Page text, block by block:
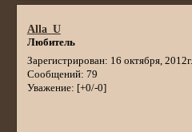
Alla_U
Любитель
Зарегистрирован: 16 октября, 2012г.
Сообщений: 79
Уважение: [+0/-0]